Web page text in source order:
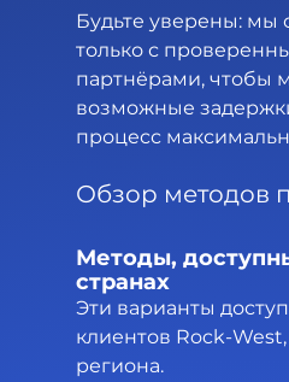
Будьте уверены: мы
только с
партнёрами, чтобы
возможные
процесс
Обзор методов
Методы,
странах
Эти варианты
клиентов Rock-
региона.